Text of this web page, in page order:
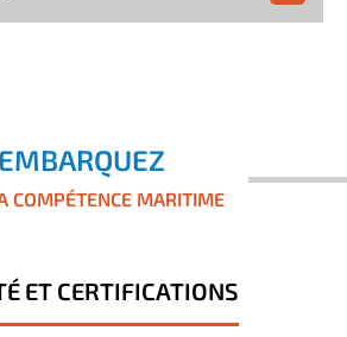
EMBARQUEZ
COMPÉTENCE MARITIME
ET CERTIFICATIONS